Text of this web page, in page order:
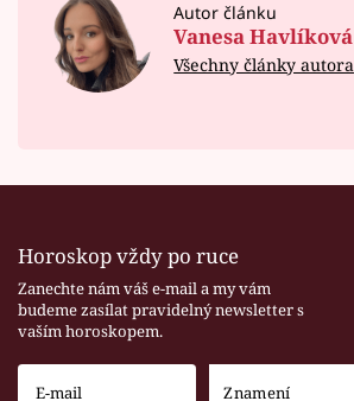
Autor článku
Vanesa Havlíková
Všechny články autora
Horoskop vždy po ruce
Zanechte nám váš e-mail a my vám
budeme zasílat pravidelný newsletter s
vaším horoskopem.